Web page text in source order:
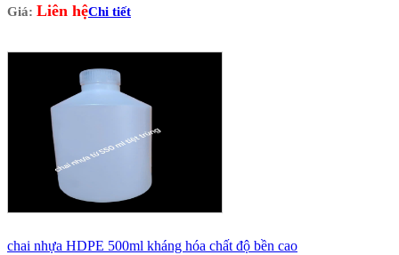
Giá: Liên hệChi tiết
chai nhựa HDPE 500ml kháng hóa chất độ bền cao